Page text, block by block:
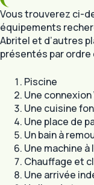
Vous trouverez ci-
équipements
Abritel et d’autres
présentés par ordre
Piscine
Une connexion
Une cuisine
Une place de
Un bain à
Une machine à
Chauffage et
Une arrivée